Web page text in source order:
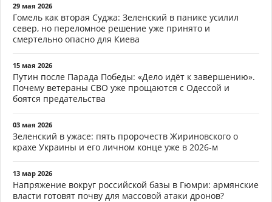
29 мая 2026
Гомель как вторая Суджа: Зеленский в панике усилил
север, но переломное решение уже принято и
смертельно опасно для Киева
15 мая 2026
Путин после Парада Победы: «Дело идёт к завершению».
Почему ветераны СВО уже прощаются с Одессой и
боятся предательства
03 мая 2026
Зеленский в ужасе: пять пророчеств Жириновского о
крахе Украины и его личном конце уже в 2026-м
13 мар 2026
Напряжение вокруг российской базы в Гюмри: армянские
власти готовят почву для массовой атаки дронов?